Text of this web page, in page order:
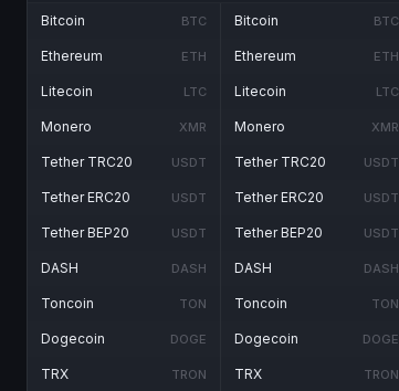
Bitcoin BTC
Ethereum ETH
Litecoin LTC
Monero XMR
Tether TRC20 USDT
Tether ERC20 USDT
Tether BEP20 USDT
DASH DASH
Toncoin TON
Dogecoin DOGE
TRX TRON
Bitcoin BTC
Ethereum ETH
Litecoin LTC
Monero XMR
Tether TRC20 USDT
Tether ERC20 USDT
Tether BEP20 USDT
DASH DASH
Toncoin TON
Dogecoin DOGE
TRX TRON